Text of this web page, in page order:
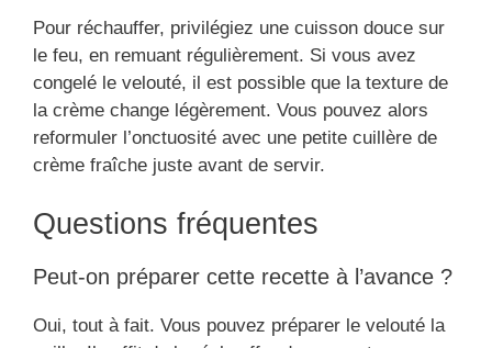
Pour réchauffer, privilégiez une cuisson douce sur
le feu, en remuant régulièrement. Si vous avez
congelé le velouté, il est possible que la texture de
la crème change légèrement. Vous pouvez alors
reformuler l’onctuosité avec une petite cuillère de
crème fraîche juste avant de servir.
Questions fréquentes
Peut-on préparer cette recette à l’avance ?
Oui, tout à fait. Vous pouvez préparer le velouté la